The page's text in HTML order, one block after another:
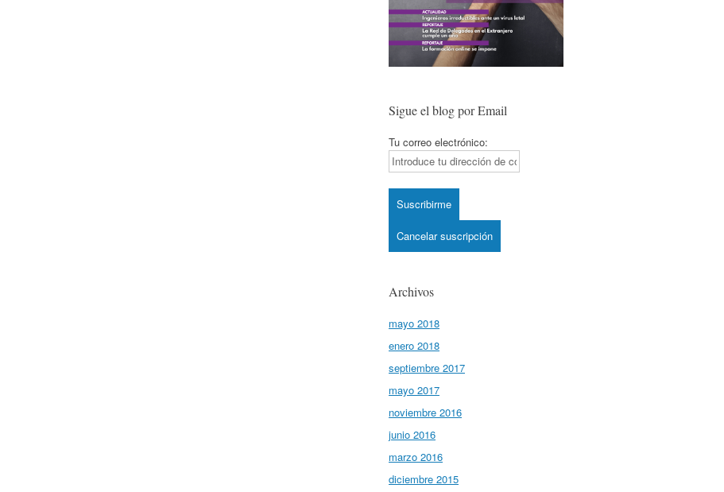
Sigue el blog por Email
Tu correo electrónico:
Archivos
mayo 2018
enero 2018
septiembre 2017
mayo 2017
noviembre 2016
junio 2016
marzo 2016
diciembre 2015